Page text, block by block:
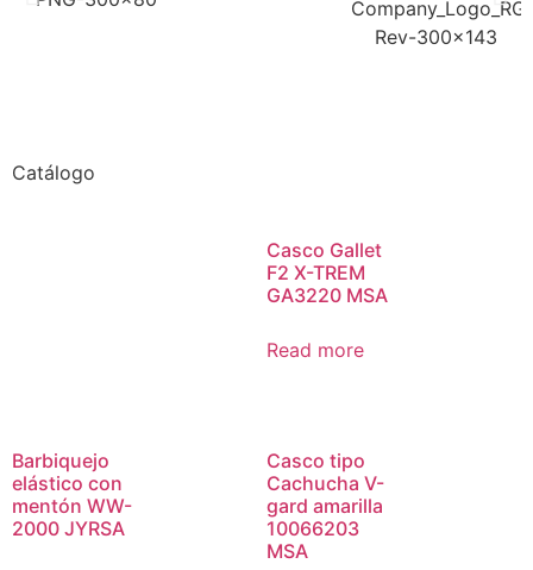
Catálogo
Casco Gallet
F2 X-TREM
GA3220 MSA
Read more
Barbiquejo
elástico con
mentón WW-
2000 JYRSA
Casco tipo
Cachucha V-
gard amarilla
10066203
MSA